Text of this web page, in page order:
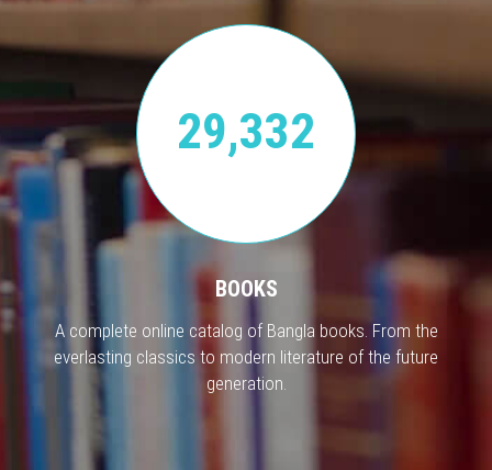
29,332
BOOKS
A complete online catalog of Bangla books. From the
everlasting classics to modern literature of the future
generation.